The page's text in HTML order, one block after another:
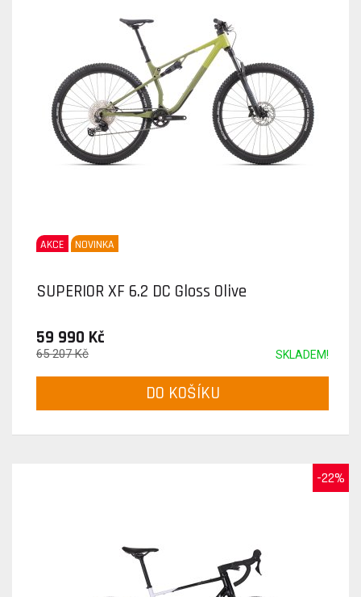
AKCE NOVINKA
SUPERIOR XF 6.2 DC Gloss Olive
59 990 Kč
SKLADEM!
65 207 Kč
DO KOŠÍKU
-22%